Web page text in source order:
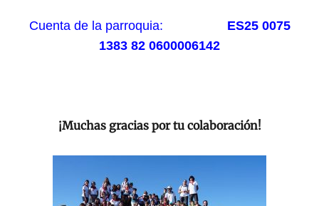
Cuenta de la parroquia:
ES25 0075
1383 82 0600006142
¡Muchas gracias por tu colaboración!